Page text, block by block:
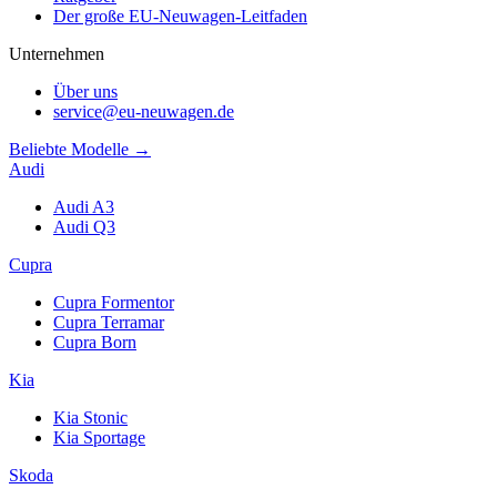
Der große EU-Neuwagen-Leitfaden
Unternehmen
Über uns
service@eu-neuwagen.de
Beliebte Modelle →
Audi
Audi A3
Audi Q3
Cupra
Cupra Formentor
Cupra Terramar
Cupra Born
Kia
Kia Stonic
Kia Sportage
Skoda